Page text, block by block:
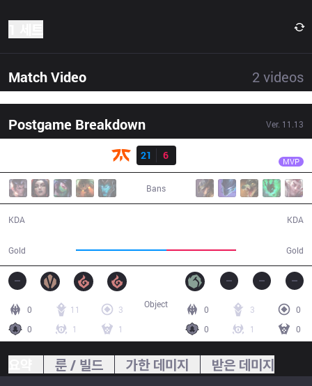
Match Video 2 videos
Postgame Breakdown Ver. 11.13
21
6 MVP
Bans
KDA
Gold Gold
KDA
0 11
3
0
1 1
0 3
0
0
1 0
Object
룬 / 빌드 가한 데미지 받은 데미지